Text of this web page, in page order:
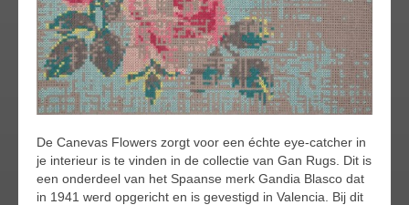
De Canevas Flowers zorgt voor een échte eye-catcher in
je interieur is te vinden in de collectie van Gan Rugs. Dit is
een onderdeel van het Spaanse merk Gandia Blasco dat
in 1941 werd opgericht en is gevestigd in Valencia. Bij dit